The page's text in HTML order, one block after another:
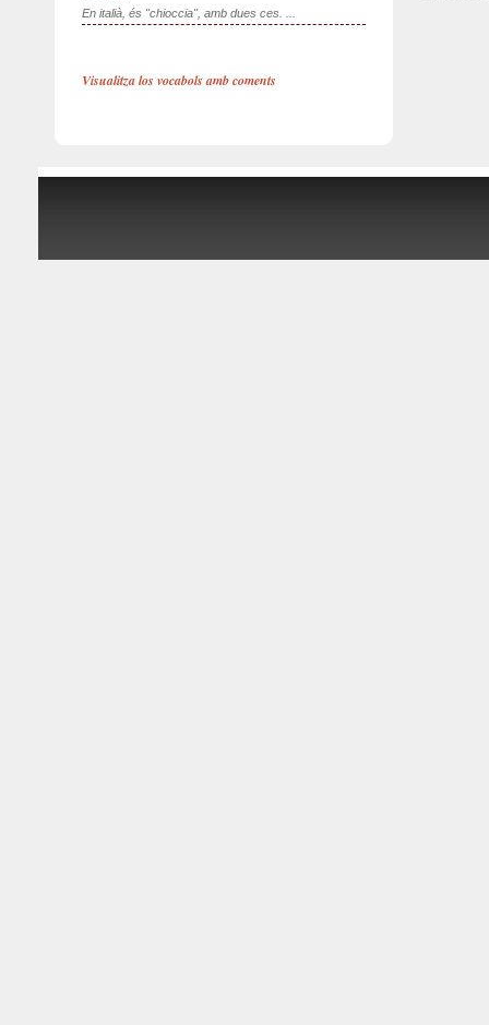
En italià, és "chioccia", amb dues ces. ...
Visualitza los vocabols amb coments